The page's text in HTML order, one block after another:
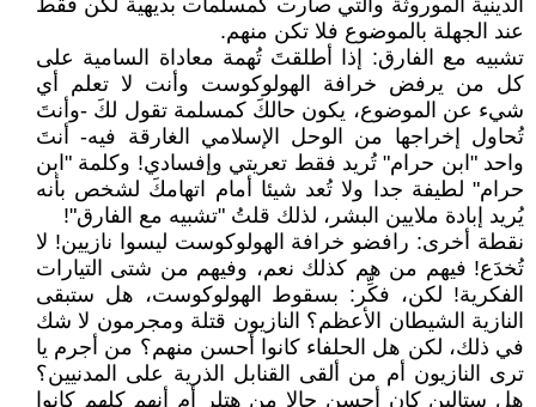
الدينية الموروثة والتي صارت كمسلمات بديهية لكن فقط
عند الجهلة بالموضوع فلا تكن منهم.
تشبيه مع الفارق: إذا أطلقتَ تُهمة معاداة السامية على
كل من يرفض خرافة الهولوكوست وأنت لا تعلم أي
شيء عن الموضوع، يكون حالكَ كمسلمة تقول لكَ -وأنتَ
تُحاول إخراجها من الوحل الإسلامي الغارقة فيه- أنتَ
واحد "ابن حرام" تُريد فقط تعريتي وإفسادي! وكلمة "ابن
حرام" لطيفة جدا ولا تُعد شيئا أمام اتهامكَ لشخص بأنه
يُريد إبادة ملايين البشر، لذلك قلتُ "تشبيه مع الفارق"!
نقطة أخرى: رافضو خرافة الهولوكوست ليسوا نازيين! لا
تُخدَع! فيهم من هم كذلك نعم، وفيهم من شتى التيارات
الفكرية! لكن، فكِّر: بسقوط الهولوكوست، هل ستبقى
النازية الشيطان الأعظم؟ النازيون قتلة ومجرمون لا شك
في ذلك، لكن هل الحلفاء كانوا أحسن منهم؟ من أجرم يا
ترى النازيون أم من ألقى القنابل الذرية على المدنيين؟
هل ستالين كان أحسن حالا من هتلر أم أنهم كلهم كانوا